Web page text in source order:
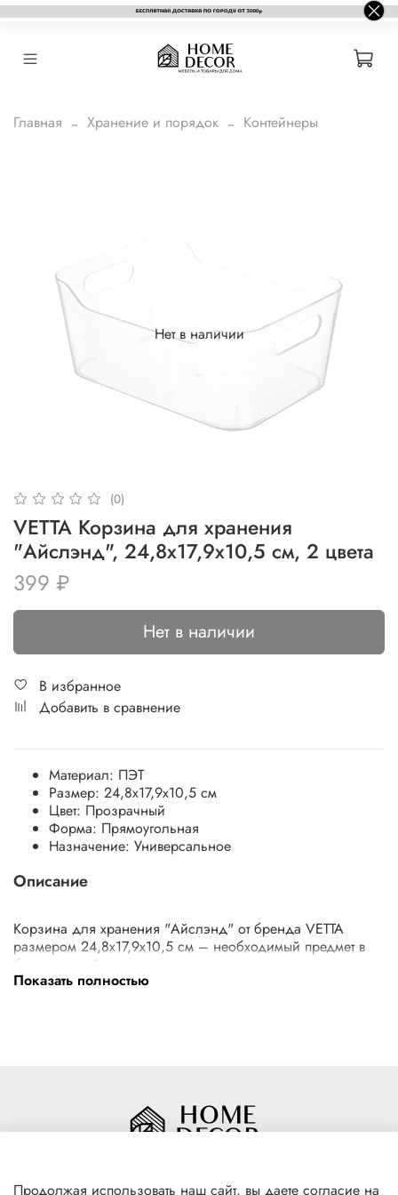
Главная Хранение и порядок Контейнеры
Нет в наличии
(0)
VETTA Корзина для хранения
"Айслэнд", 24,8x17,9x10,5 см, 2 цвета
399 ₽
Нет в наличии
В избранное
Добавить в сравнение
Материал: ПЭТ
Размер: 24,8x17,9x10,5 см
Цвет: Прозрачный
Форма: Прямоугольная
Назначение: Универсальное
Описание
Корзина для хранения "Айслэнд" от бренда VETTA
размером 24,8x17,9x10,5 см – необходимый предмет в
быту, который позволит организовать пространство и
держать все вещи на своих местах. Корзина подходит для
Показать полностью
Продолжая использовать наш сайт, вы даете согласие на